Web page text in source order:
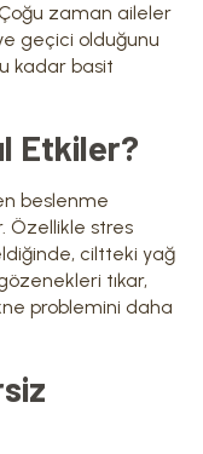
zaman aileler
geçici olduğunu
kadar basit
Etkiler?
beslenme
Özellikle stres
ciltteki yağ
tıkar,
problemini daha